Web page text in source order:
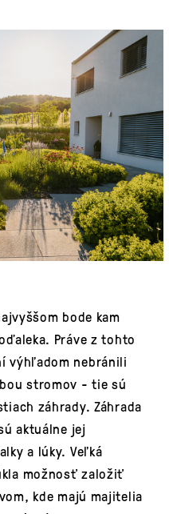
bode kam
Práve z tohto
výhľadom nebránili
stromov - tie sú
záhrady. Záhrada
aktuálne jej
a lúky. Veľká
možnosť založiť
kde majú majitelia